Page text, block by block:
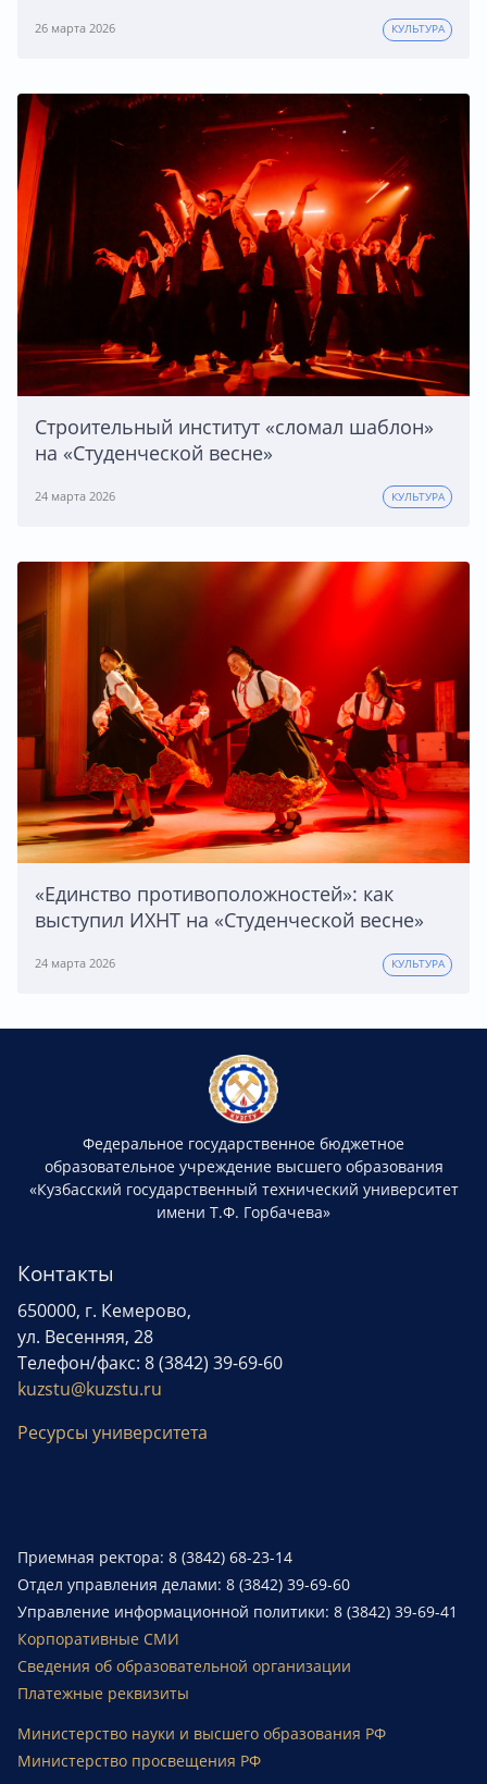
26 марта 2026 КУЛЬТУРА
Строительный институт «сломал шаблон»
на «Студенческой весне»
24 марта 2026 КУЛЬТУРА
«Единство противоположностей»: как
выступил ИХНТ на «Студенческой весне»
24 марта 2026 КУЛЬТУРА
Федеральное государственное бюджетное
образовательное учреждение высшего образования
«Кузбасский государственный технический университет
имени Т.Ф. Горбачева»
Контакты
650000, г. Кемерово,
ул. Весенняя, 28
Телефон/факс: 8 (3842) 39-69-60
kuzstu@kuzstu.ru
Ресурсы университета
Приемная ректора: 8 (3842) 68-23-14
Отдел управления делами: 8 (3842) 39-69-60
Управление информационной политики: 8 (3842) 39-69-41
Корпоративные СМИ
Сведения об образовательной организации
Платежные реквизиты
Министерство науки и высшего образования РФ
Министерство просвещения РФ